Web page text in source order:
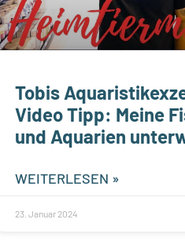
Tobis
Video Tipp: Meine
und Aquarien
WEITERLESEN »
23. Januar 2024